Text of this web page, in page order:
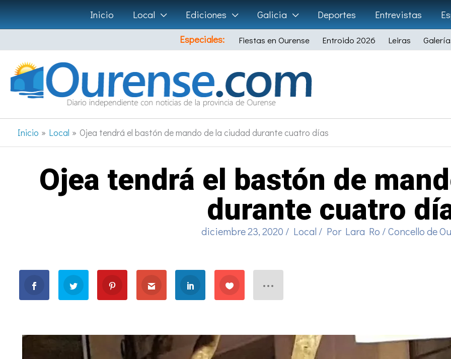
Ir
al
contenido
Inicio Local Ediciones Galicia Deportes Entrevistas
Especiales:
Fiestas en Ourense Entroido 2026 Leiras
Inicio Local Ojea tendrá el bastón de mando de la ciudad durante cuatro días
Ojea tendrá el bastón de
durante cuatro
diciembre 23, 2020 / Local / Por Lara Ro /Concello de